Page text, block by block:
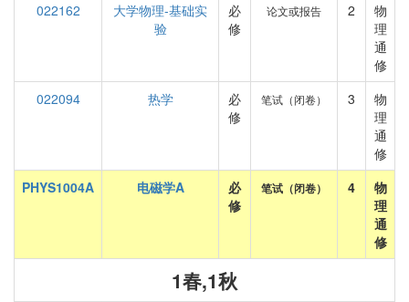
022162
大学物理-基础实
验
必
修
论文或报告 2
物
理
通
修
022094
热学
必
修
笔试（闭卷） 3
物
理
通
修
PHYS1004A
电磁学A
必
修
笔试（闭卷） 4
物
理
通
修
1春,1秋